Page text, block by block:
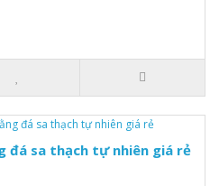
đá sa thạch tự nhiên giá rẻ